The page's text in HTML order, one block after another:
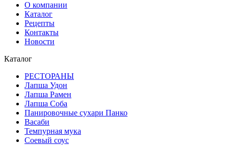
О компании
Каталог
Рецепты
Контакты
Новости
Каталог
РЕСТОРАНЫ
Лапша Удон
Лапша Рамен
Лапша Соба
Панировочные сухари Панко
Васаби
Темпурная мука
Соевый соус